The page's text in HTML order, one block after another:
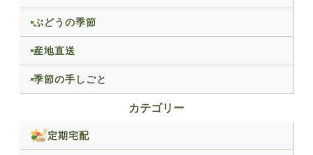
ぶどうの季節
産地直送
季節の手しごと
カテゴリー
定期宅配